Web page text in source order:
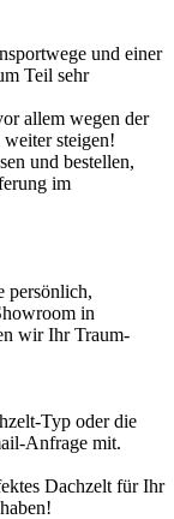
und einer
Teil sehr
allem wegen der
weiter steigen!
und bestellen,
im
persönlich,
in
wir Ihr Traum-
Typ oder die
Anfrage mit.
Dachzelt für Ihr